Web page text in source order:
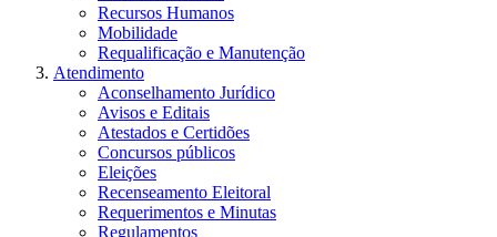
Recursos Humanos
Mobilidade
Requalificação e Manutenção
Atendimento
Aconselhamento Jurídico
Avisos e Editais
Atestados e Certidões
Concursos públicos
Eleições
Recenseamento Eleitoral
Requerimentos e Minutas
Regulamentos